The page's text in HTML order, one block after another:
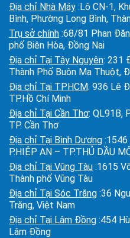
Địa chỉ Nhà Máy :Lô CN-1,
Bình, Phường Long Bình,
Trụ sở chính :68/81 Phan
phố Biên Hòa, Đồng Nai
Địa chỉ Tại Tây Nguyên: 231
Thành Phố Buôn Ma Thuột,
Địa chỉ Tại TPHCM: 936 Lê
TP.Hồ Chí Minh
Địa chỉ Tại Cần Thơ: QL91B,
TP. Cần Thơ
Địa chỉ Tại Bình Dương :1546
P.HIỆP AN – TP.THỦ DẦU
Địa chỉ Tại Vũng Tàu :1615
Thành phố Vũng Tàu
Địa chỉ Tại Sóc Trăng :36
Trăng, Việt Nam
Địa chỉ Tại Lâm Đồng :454
Lâm Đồng